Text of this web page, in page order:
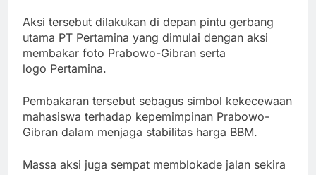
Aksi tersebut dilakukan di depan pintu gerbang
utama PT Pertamina yang dimulai dengan aksi
membakar foto Prabowo-Gibran serta
logo Pertamina.
Pembakaran tersebut sebagus simbol kekecewaan
mahasiswa terhadap kepemimpinan Prabowo-
Gibran dalam menjaga stabilitas harga BBM.
Massa aksi juga sempat memblokade jalan sekira